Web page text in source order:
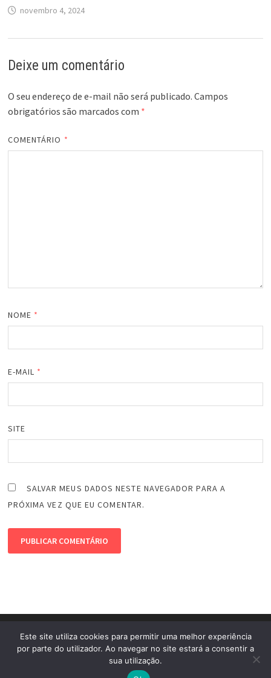
novembro 4, 2024
Deixe um comentário
O seu endereço de e-mail não será publicado. Campos
obrigatórios são marcados com *
COMENTÁRIO *
NOME *
E-MAIL *
SITE
SALVAR MEUS DADOS NESTE NAVEGADOR PARA A
PRÓXIMA VEZ QUE EU COMENTAR.
Mizael TuToDroid. Powered by
Este site utiliza cookies para permitir uma melhor experiência
por parte do utilizador. Ao navegar no site estará a consentir a
sua utilização.